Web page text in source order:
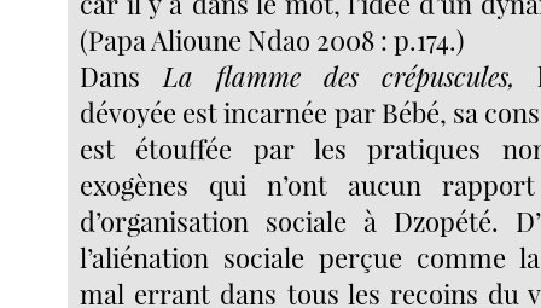
(Papa Alioune Ndao 2008 : p.174.)
DansLa flamme des crépuscules,
dévoyée est incarnée par Bébé, sa
est étouffée par les pratiques
exogènes qui n’ont aucun
d’organisation sociale à Dzopété.
l’aliénation sociale perçue comme
mal errant dans tous les recoins du